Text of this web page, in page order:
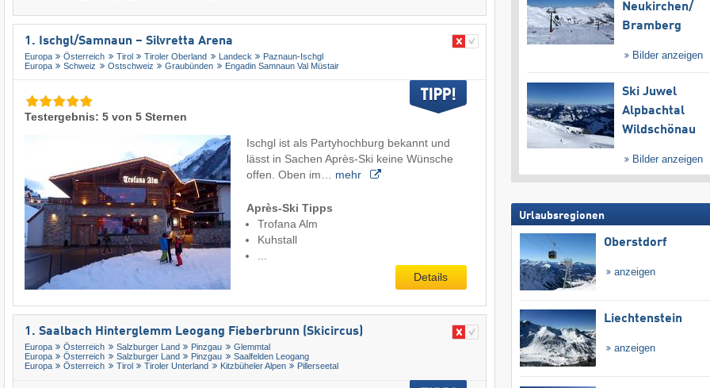
1. Ischgl/​Samnaun – Silvretta Arena
Europa Österreich Tirol Tiroler Oberland Landeck
Paznaun-Ischgl
Europa
Schweiz Ostschweiz Graubünden Engadin Samnaun Val Müstair
Testergebnis: 5 von 5 Sternen
Ischgl ist als Partyhochburg bekannt und
lässt in Sachen Après-Ski keine Wünsche
offen. Oben im… mehr
Après-Ski Tipps
Trofana Alm
Kuhstall
Details
1. Saalbach Hinterglemm Leogang Fieberbrunn (Skicircus)
Europa Österreich Salzburger Land Pinzgau
Glemmtal
Europa
Österreich Salzburger Land Pinzgau
Saalfelden Leogang
Europa
Österreich Tirol Tiroler Unterland Kitzbüheler Alpen Pillerseetal
Neukirchen/​
Bramberg
Bilder anzeigen
Ski Juwel
Alpbachtal
Wildschönau
Bilder anzeigen
Urlaubsregionen
Oberstdorf
anzeigen
Liechtenstein
anzeigen